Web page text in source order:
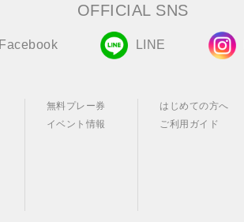
OFFICIAL SNS
Facebook LINE
無料プレー券
イベント情報
はじめての方へ
ご利用ガイド